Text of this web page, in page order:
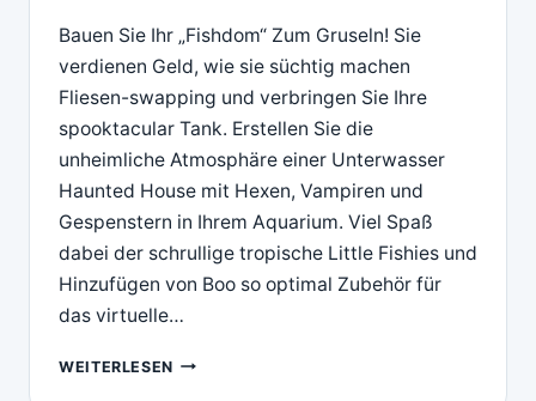
Bauen Sie Ihr „Fishdom“ Zum Gruseln! Sie
verdienen Geld, wie sie süchtig machen
Fliesen-swapping und verbringen Sie Ihre
spooktacular Tank. Erstellen Sie die
unheimliche Atmosphäre einer Unterwasser
Haunted House mit Hexen, Vampiren und
Gespenstern in Ihrem Aquarium. Viel Spaß
dabei der schrullige tropische Little Fishies und
Hinzufügen von Boo so optimal Zubehör für
das virtuelle…
WEITERLESENDOWNLOAD